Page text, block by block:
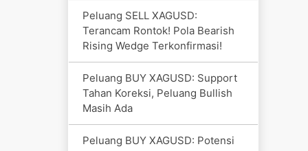
Peluang SELL XAGUSD:
Terancam Rontok! Pola Bearish
Rising Wedge Terkonfirmasi!
Peluang BUY XAGUSD: Support
Tahan Koreksi, Peluang Bullish
Masih Ada
Peluang BUY XAGUSD: Potensi